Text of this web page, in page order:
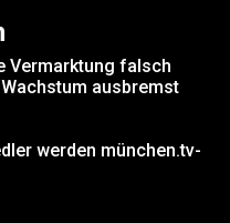
Vermarktung falsch
ausbremst
werden münchen.tv-